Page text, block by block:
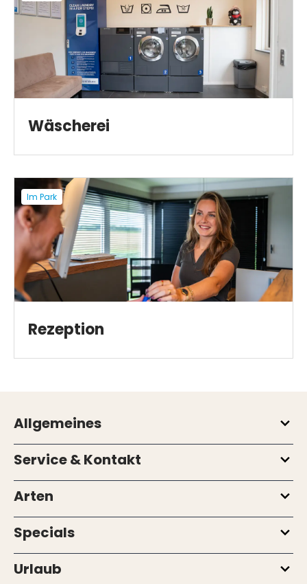
Wäscherei
Im Park
Rezeption
Allgemeines
Service & Kontakt
Arten
Specials
Urlaub